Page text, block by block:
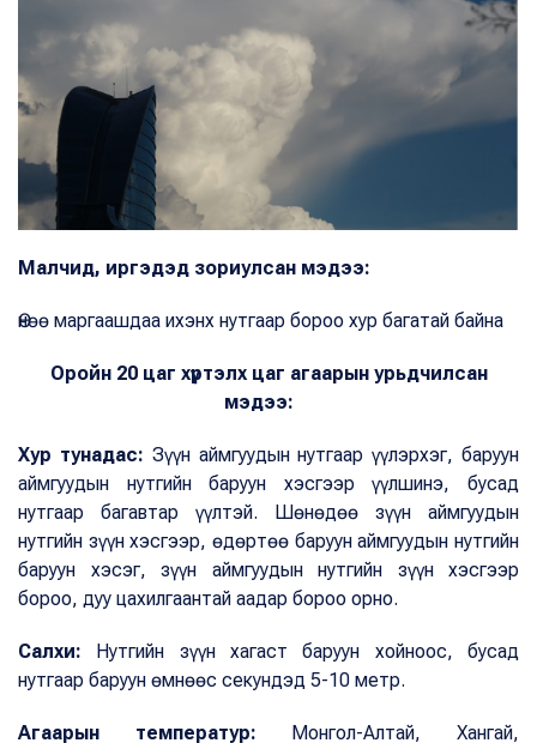
Малчид, иргэдэд зориулсан мэдээ:
Өнөө маргаашдаа ихэнх нутгаар бороо хур багатай байна
Оройн 20 цаг хүртэлх цаг агаарын урьдчилсан
мэдээ:
Хур тунадас: Зүүн аймгуудын нутгаар үүлэрхэг, баруун
аймгуудын нутгийн баруун хэсгээр үүлшинэ, бусад
нутгаар багавтар үүлтэй. Шөнөдөө зүүн аймгуудын
нутгийн зүүн хэсгээр, өдөртөө баруун аймгуудын нутгийн
баруун хэсэг, зүүн аймгуудын нутгийн зүүн хэсгээр
бороо, дуу цахилгаантай аадар бороо орно.
Салхи: Нутгийн зүүн хагаст баруун хойноос, бусад
нутгаар баруун өмнөөс секундэд 5-10 метр.
Агаарын температур:
Монгол-Алтай, Хангай,